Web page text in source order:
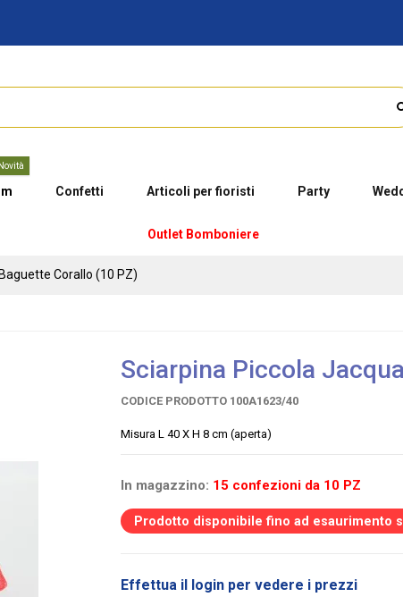
Confetti Articoli per fioristi Party
Outlet Bomboniere
Corallo (10 PZ)
Sciarpina Piccola
CODICE PRODOTTO 100A1623/40
Misura L 40 X H 8 cm (aperta)
In magazzino: 15 confezioni da 10 PZ
Prodotto disponibile fino ad esaurimento
Effettua il login per vedere i prezzi